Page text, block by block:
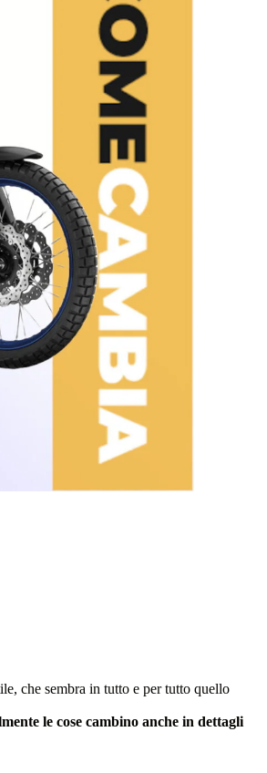
che sembra in tutto e per tutto quello
le cose cambino anche in dettagli